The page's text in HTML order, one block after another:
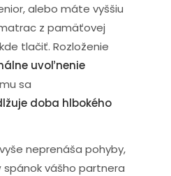
alebo máte vyššiu
z pamäťovej
tlačiť. Rozloženie
uvoľnenie
sa
doba hlbokého
neprenáša pohyby,
spánok vášho partnera